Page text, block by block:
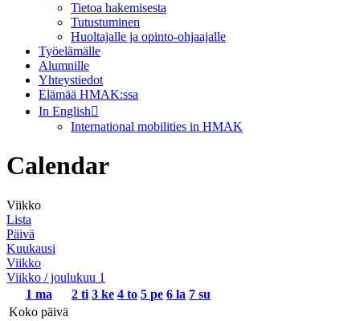
Tietoa hakemisesta
Tutustuminen
Huoltajalle ja opinto-ohjaajalle
Työelämälle
Alumnille
Yhteystiedot
Elämää HMAK:ssa
In English
International mobilities in HMAK
Calendar
Viikko
Lista
Päivä
Kuukausi
Viikko
Viikko / joulukuu 1
1 ma 2 ti 3 ke 4 to 5 pe 6 la 7 su
Koko päivä